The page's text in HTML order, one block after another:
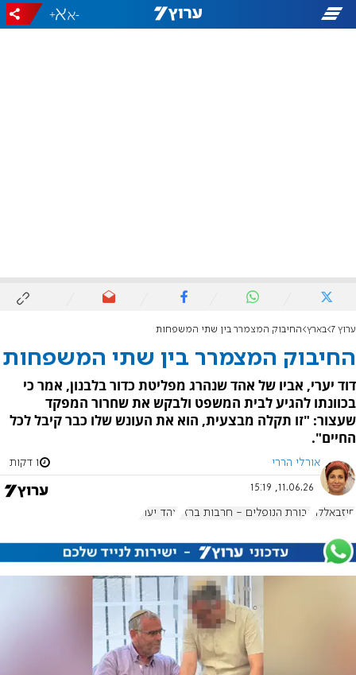
-
+
ערוץ 7 בארץ החיבוק המצמרר בין שתי המשפחות
החיבוק המצמרר בין שתי המשפחות
דוד יערי, אביו של אהד שנהרג מפליטת כדור בלבנון, אמר כי
בכוונתו להגיע לבית המשפט ולבקש את שחרור המפקד
שעצור: "זו תקלה מבצעית, הוא את העונש שלו כבר קיבל לכל
החיים".
אורלי הררי 1 דקות
11.06.26, 15:19
חיזבאללה גבורת הנופלים - חרבות ברזל אהד יערי